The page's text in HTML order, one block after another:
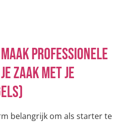
professionele
zaak met je
belangrijk om als starter te